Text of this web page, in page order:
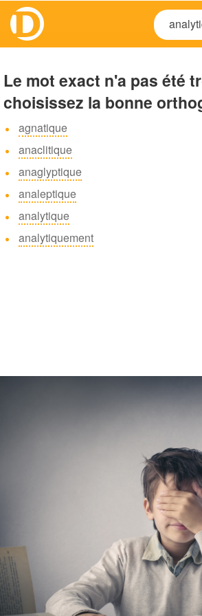
Le mot exact n'a pas été
choisissez la bonne
agnatique
anaclitique
anaglyptique
analeptique
analytique
analytiquement